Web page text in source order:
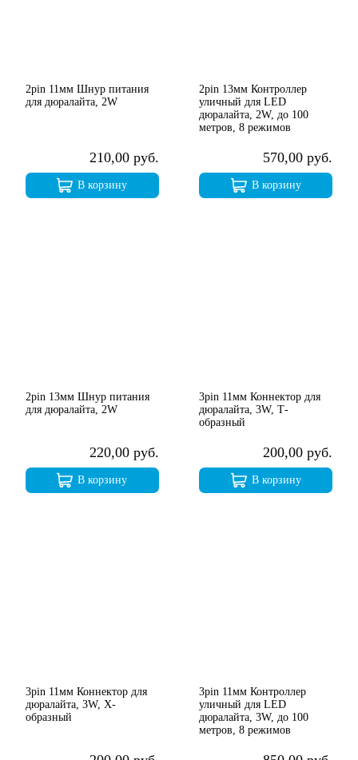
2pin 11мм Шнур питания
для дюралайта, 2W
210,00 руб.
В корзину
2pin 13мм Контроллер
уличный для LED
дюралайта, 2W, до 100
метров, 8 режимов
570,00 руб.
В корзину
2pin 13мм Шнур питания
для дюралайта, 2W
220,00 руб.
В корзину
3pin 11мм Коннектор для
дюралайта, 3W, Т-
образный
200,00 руб.
В корзину
3pin 11мм Коннектор для
дюралайта, 3W, Х-
образный
3pin 11мм Контроллер
уличный для LED
дюралайта, 3W, до 100
метров, 8 режимов